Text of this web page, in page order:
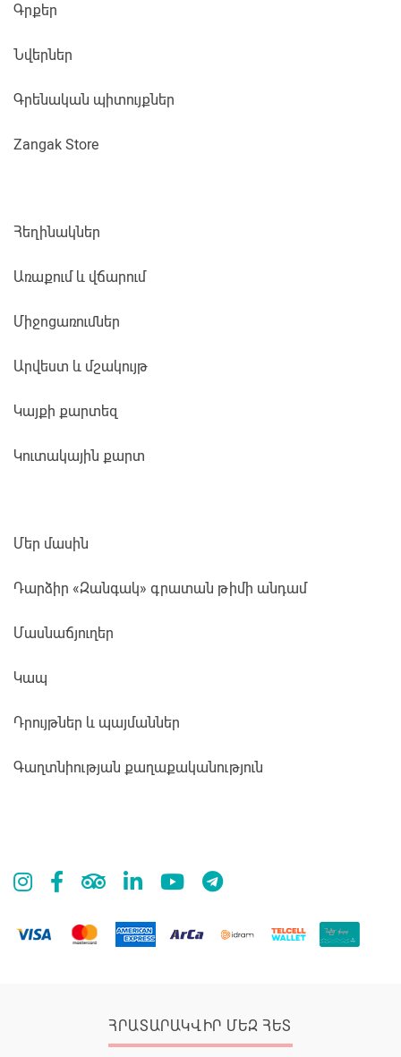
Գրքեր
Նվերներ
Գրենական պիտույքներ
Zangak Store
Հեղինակներ
Առաքում և վճարում
Միջոցառումներ
Արվեստ և մշակույթ
Կայքի քարտեզ
Կուտակային քարտ
Մեր մասին
Դարձիր «Զանգակ» գրատան թիմի անդամ
Մասնաճյուղեր
Կապ
Դրույթներ և պայմաններ
Գաղտնիության քաղաքականություն
ՀՐԱՏԱՐԱԿՎԻՐ ՄԵԶ ՀԵՏ